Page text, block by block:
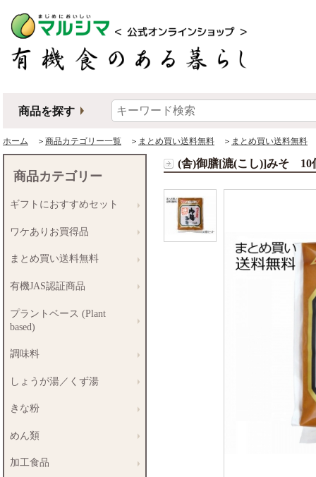
商品を探す
ホーム ＞ 商品カテゴリー一覧 ＞ まとめ買い送料無料 ＞ まとめ買い送料無料
(舎)御膳[漉(こし)]みそ 10
商品カテゴリー
ギフトにおすすめセット
ワケありお買得品
まとめ買い送料無料
有機JAS認証商品
プラントベース (Plant
based)
調味料
しょうが湯／くず湯
きな粉
めん類
加工食品